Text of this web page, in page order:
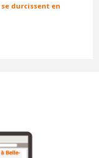
durcissent en